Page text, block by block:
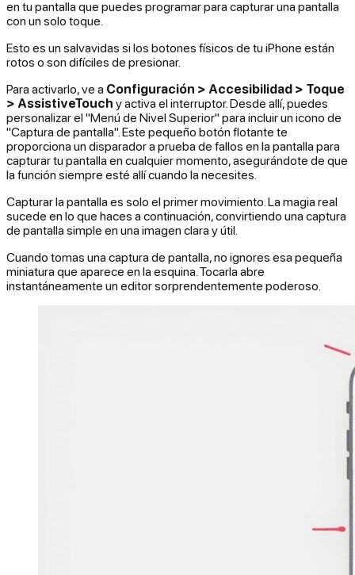
en tu pantalla que puedes programar para capturar una pantalla
con un solo toque.
Esto es un salvavidas si los botones físicos de tu iPhone están
rotos o son difíciles de presionar.
Para activarlo, ve a Configuración > Accesibilidad > Toque
> AssistiveTouch y activa el interruptor. Desde allí, puedes
personalizar el "Menú de Nivel Superior" para incluir un icono de
"Captura de pantalla". Este pequeño botón flotante te
proporciona un disparador a prueba de fallos en la pantalla para
capturar tu pantalla en cualquier momento, asegurándote de que
la función siempre esté allí cuando la necesites.
Capturar la pantalla es solo el primer movimiento. La magia real
sucede en lo que haces a continuación, convirtiendo una captura
de pantalla simple en una imagen clara y útil.
Cuando tomas una captura de pantalla, no ignores esa pequeña
miniatura que aparece en la esquina. Tocarla abre
instantáneamente un editor sorprendentemente poderoso.